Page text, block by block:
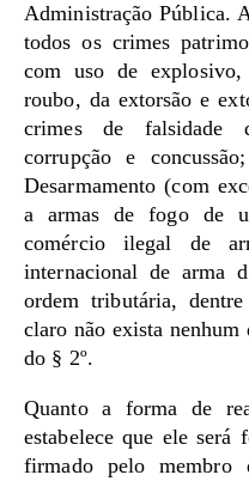
Administração Pública.
todos os crimes
com uso de
roubo, da extorsão e
crimes de falsidade
corrupção e
Desarmamento (com
a armas de fogo de
comércio ilegal de
internacional de arma
ordem tributária,
claro não exista
do § 2º.
Quanto a forma de
estabelece que ele será
firmado pelo membro